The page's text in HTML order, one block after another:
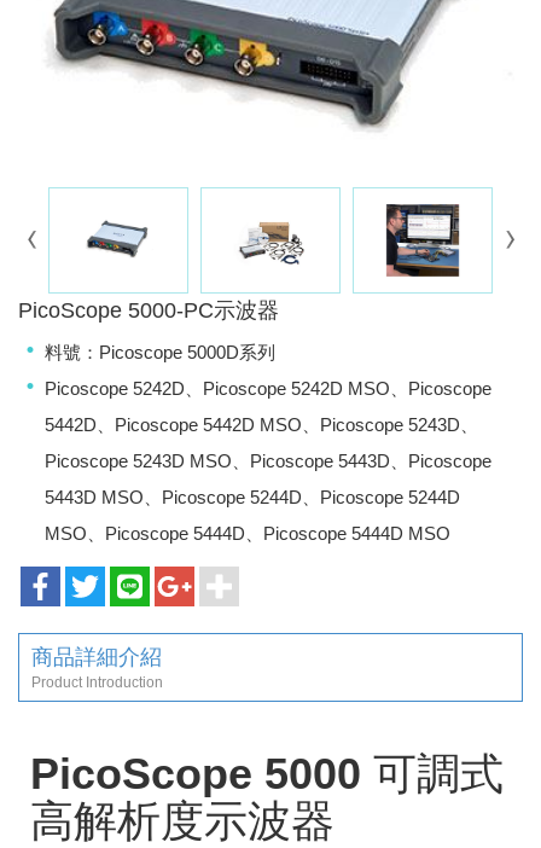
PicoScope 5000-PC示波器
料號：Picoscope 5000D系列
Picoscope 5242D、Picoscope 5242D MSO、Picoscope
5442D、Picoscope 5442D MSO、Picoscope 5243D、
Picoscope 5243D MSO、Picoscope 5443D、Picoscope
5443D MSO、Picoscope 5244D、Picoscope 5244D
MSO、Picoscope 5444D、Picoscope 5444D MSO
商品詳細介紹
Product Introduction
PicoScope 5000 可調式
高解析度示波器